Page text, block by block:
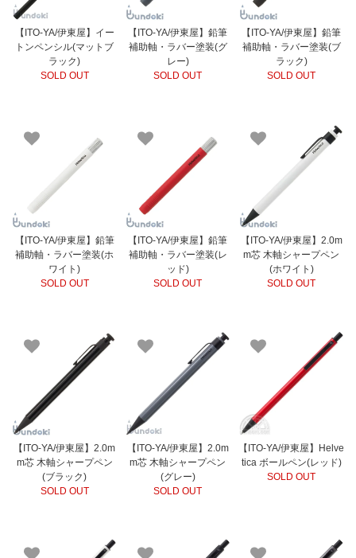
【ITO-YA/伊東屋】イー
トンペンシル(マットブ
ラック)
SOLD OUT
【ITO-YA/伊東屋】鉛筆
補助軸・ラバー塗装(グ
レー)
SOLD OUT
【ITO-YA/伊東屋】鉛筆
補助軸・ラバー塗装(ブ
ラック)
SOLD OUT
【ITO-YA/伊東屋】鉛筆
補助軸・ラバー塗装(ホ
ワイト)
SOLD OUT
【ITO-YA/伊東屋】鉛筆
補助軸・ラバー塗装(レ
ッド)
SOLD OUT
【ITO-YA/伊東屋】2.0m
m芯 木軸シャープペン
(ホワイト)
SOLD OUT
【ITO-YA/伊東屋】2.0m
m芯 木軸シャープペン
(ブラック)
SOLD OUT
【ITO-YA/伊東屋】2.0m
m芯 木軸シャープペン
(グレー)
SOLD OUT
【ITO-YA/伊東屋】Helve
tica ボールペン(レッド)
SOLD OUT